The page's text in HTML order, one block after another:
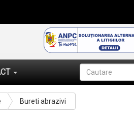
Bureti abrazivi